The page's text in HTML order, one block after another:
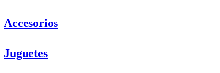
Accesorios
Juguetes